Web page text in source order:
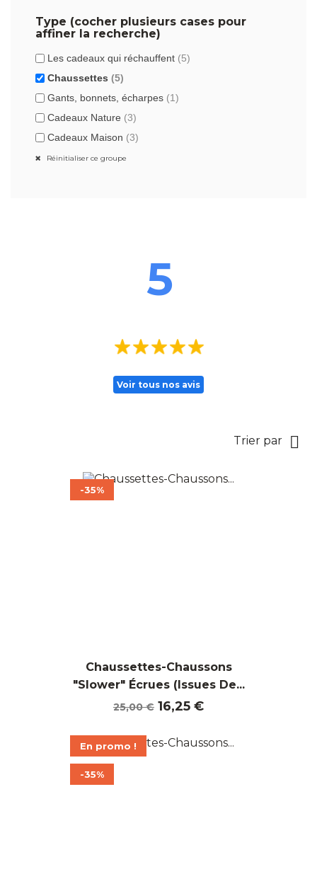
Type (cocher plusieurs cases pour
affiner la recherche)
Les cadeaux qui réchauffent (5)
Chaussettes (5)
Gants, bonnets, écharpes (1)
Cadeaux Nature (3)
Cadeaux Maison (3)
Réinitialiser ce groupe
5
Voir tous nos avis
Trier par 
Chaussettes-Chaussons
"Slower" Écrues (Issues De...
Prix
base
25,00 € Prix
16,25 €
-35%
En promo !
-35%